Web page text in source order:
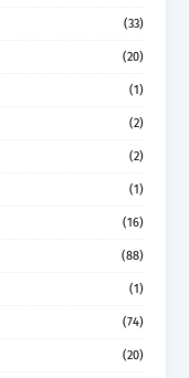
(33)
(20)
(1)
(2)
(2)
(1)
(16)
(88)
(1)
(74)
(20)